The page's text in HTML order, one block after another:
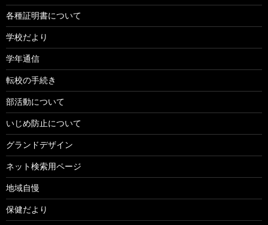
各種証明書について
学校だより
学年通信
転校の手続き
部活動について
いじめ防止について
グランドデザイン
ネット検索用ページ
地域自慢
保健だより